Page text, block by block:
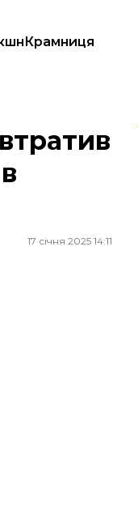
Крамниця
17 січня 2025 14:11